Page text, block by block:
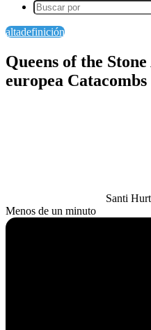
altadefinición
Queens of the
europea Catacombs
Santi
Menos de un minuto